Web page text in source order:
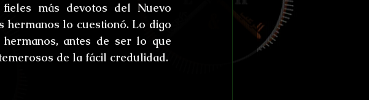
más devotos del Nuevo
hermanos lo cuestionó. Lo digo
antes de ser lo que
de la fácil credulidad.